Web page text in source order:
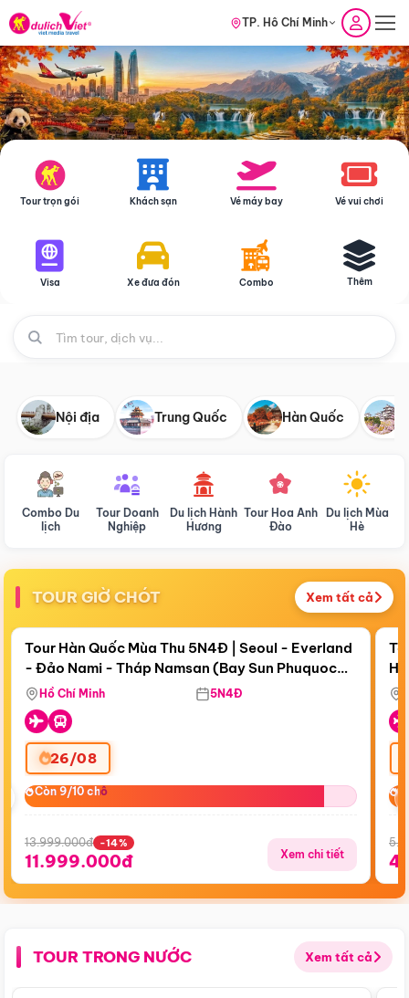
TP. Hồ Chí Minh
Tour trọn gói Khách sạn Vé máy bay Vé vui chơi
Visa Xe đưa đón Combo Thêm
Nội địa Trung Quốc Hàn Quốc
Combo Du
lịch
Tour Doanh
Nghiệp
Du lịch Hành
Hương
Tour Hoa Anh
Đào
Du lịch Mùa
Hè
TOUR GIỜ CHÓT Xem tất cả
Còn17 ngày 18:44:34
Bay Sun Phuquoc Airways
Điểm nổi bật
Tour Hàn Quốc Mùa Thu 5N4Đ | Seoul - Everland
- Đảo Nami - Tháp Namsan (Bay Sun Phuquoc
Airways)
Hồ Chí Minh 5N4Đ
26/08
Còn 9/10 chỗ
Còn 9/10 chỗ
13.999.000đ -14%
11.999.000đ Xem chi tiết
TOUR TRONG NƯỚC Xem tất cả
Điểm nổi bật